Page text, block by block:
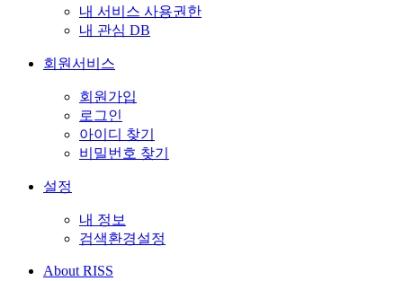
내 서비스 사용권한
내 관심 DB
회원서비스
회원가입
로그인
아이디 찾기
비밀번호 찾기
설정
내 정보
검색환경설정
About RISS